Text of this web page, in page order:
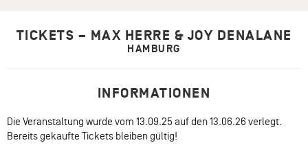
TICKETS – MAX HERRE & JOY DENALANE
HAMBURG
INFORMATIONEN
Die Veranstaltung wurde vom 13.09.25 auf den 13.06.26 verlegt.
Bereits gekaufte Tickets bleiben gültig!